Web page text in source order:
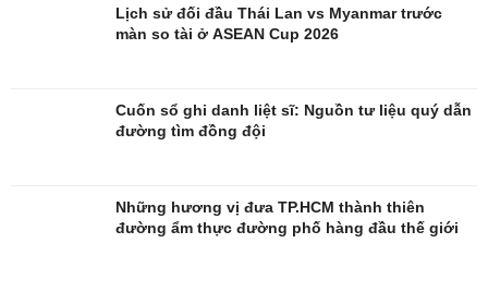
Săn Tour
check-in
Lịch sử đối đầu Thái Lan vs Myanmar trước
màn so tài ở ASEAN Cup 2026
Cuốn sổ ghi danh liệt sĩ: Nguồn tư liệu quý dẫn
đường tìm đồng đội
Những hương vị đưa TP.HCM thành thiên
đường ẩm thực đường phố hàng đầu thế giới